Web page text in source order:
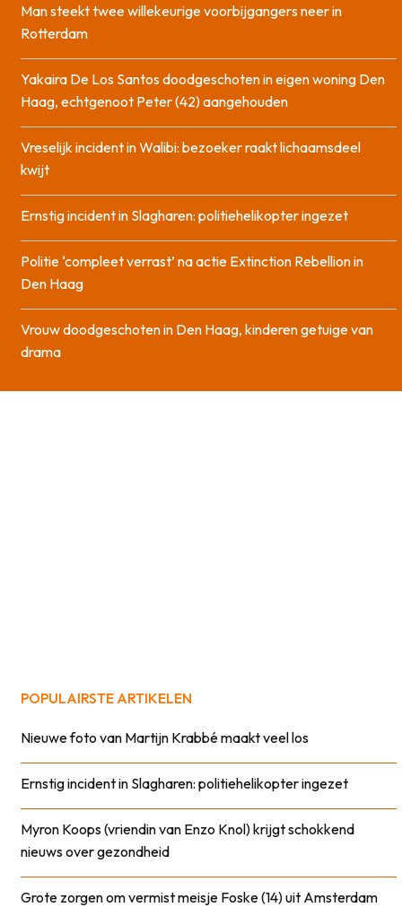
Man steekt twee willekeurige voorbijgangers neer in
Rotterdam
Yakaira De Los Santos doodgeschoten in eigen woning Den
Haag, echtgenoot Peter (42) aangehouden
Vreselijk incident in Walibi: bezoeker raakt lichaamsdeel
kwijt
Ernstig incident in Slagharen: politiehelikopter ingezet
Politie ‘compleet verrast’ na actie Extinction Rebellion in
Den Haag
Vrouw doodgeschoten in Den Haag, kinderen getuige van
drama
POPULAIRSTE ARTIKELEN
Nieuwe foto van Martijn Krabbé maakt veel los
Ernstig incident in Slagharen: politiehelikopter ingezet
Myron Koops (vriendin van Enzo Knol) krijgt schokkend
nieuws over gezondheid
Grote zorgen om vermist meisje Foske (14) uit Amsterdam